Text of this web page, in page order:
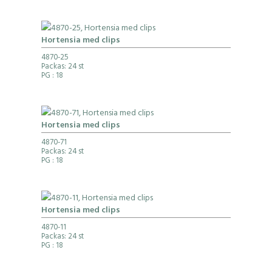
Hortensia med clips
4870-25
Packas: 24 st
PG : 18
Hortensia med clips
4870-71
Packas: 24 st
PG : 18
Hortensia med clips
4870-11
Packas: 24 st
PG : 18